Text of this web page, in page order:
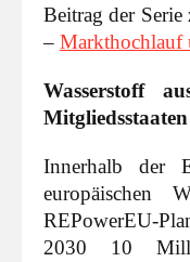
Beitrag der Serie
– Markthochlauf
Wasserstoff
Mitgliedsstaaten
Innerhalb der
europäischen
REPowerEU-
2030 10